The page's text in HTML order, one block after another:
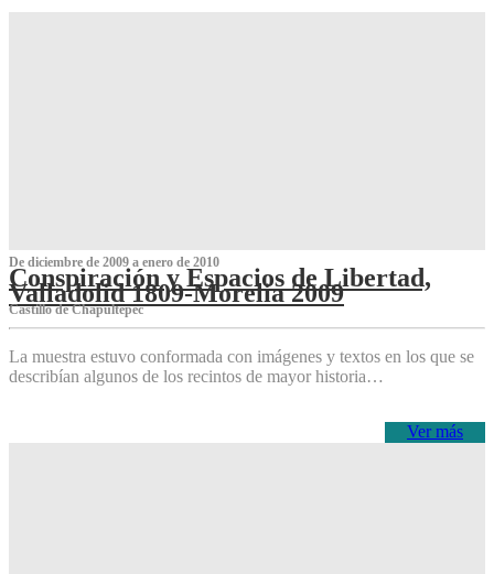
De diciembre de 2009 a enero de 2010
Conspiración y Espacios de Libertad,
Valladolid 1809-Morelia 2009
Castillo de Chapultepec
La muestra estuvo conformada con imágenes y textos en los que se
describían algunos de los recintos de mayor historia…
Ver más